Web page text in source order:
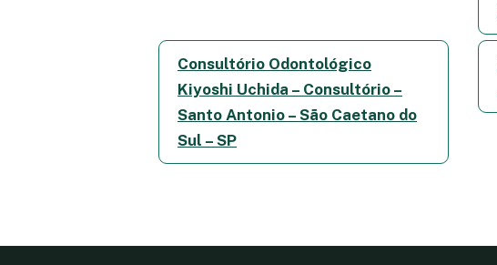
Consultório Odontológico
Kiyoshi Uchida – Consultório –
Santo Antonio – São Caetano do
Sul – SP